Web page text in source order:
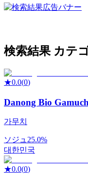
検索結果 カテ
★0.0(0)
Danong Bio
가무치
ソジュ 25.0%
대한민국
★0.0(0)